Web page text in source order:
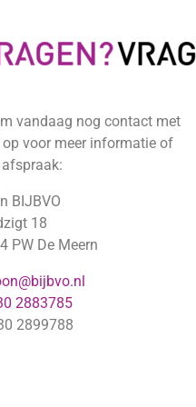
vandaag nog contact met
voor meer informatie of
BIJBVO
18
PW De Meern
2883785
2899788